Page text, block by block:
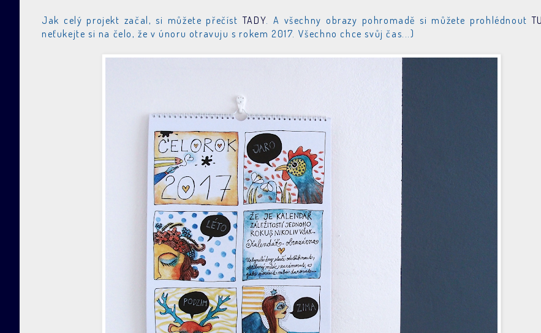
Jak celý projekt začal, si můžete přečístTADY . A všechny obrazy pohromadě si můžete prohlédnoutTU
neťukejte si na čelo, že v únoru otravuju s rokem 2017. Všechno chce svůj čas...)